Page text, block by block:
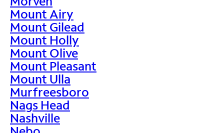
Mount Airy
Mount Gilead
Mount Holly
Mount Olive
Mount Pleasant
Mount Ulla
Murfreesboro
Nags Head
Nashville